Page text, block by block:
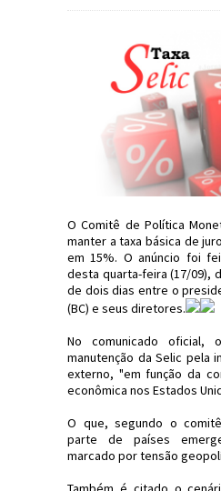
O Comitê de Política
manter a taxa básica de
em 15%. O anúncio foi
desta quarta-feira (17/09),
de dois dias entre o
(BC) e seus diretores.
No comunicado oficial,
manutenção da Selic pela
externo, "em função da
econômica nos Estados
O que, segundo o
parte de países
marcado por tensão